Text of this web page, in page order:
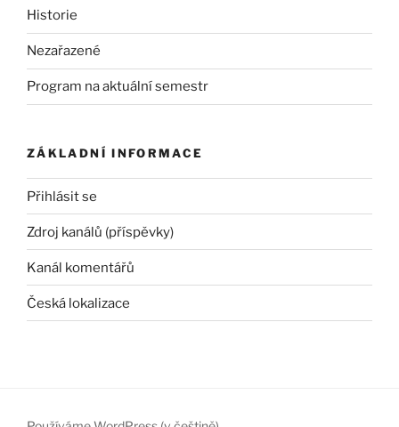
Historie
Nezařazené
Program na aktuální semestr
ZÁKLADNÍ INFORMACE
Přihlásit se
Zdroj kanálů (příspěvky)
Kanál komentářů
Česká lokalizace